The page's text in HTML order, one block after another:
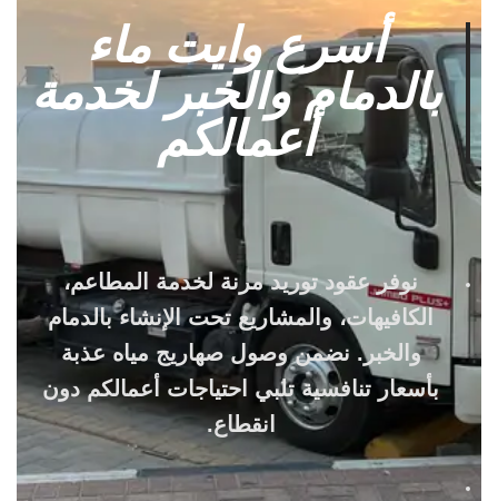
أسرع وايت ماء
بالدمام والخبر لخدمة
أعمالكم
نوفر عقود توريد مرنة لخدمة المطاعم،
الكافيهات، والمشاريع تحت الإنشاء بالدمام
والخبر. نضمن وصول صهاريج مياه عذبة
بأسعار تنافسية تلبي احتياجات أعمالكم دون
انقطاع.